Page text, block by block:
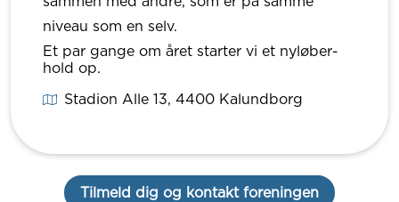
niveau som en selv.
Et par gange om året starter vi et nyløber-
hold op.
Stadion Alle 13, 4400Kalundborg
Tilmeld dig og kontakt foreningen